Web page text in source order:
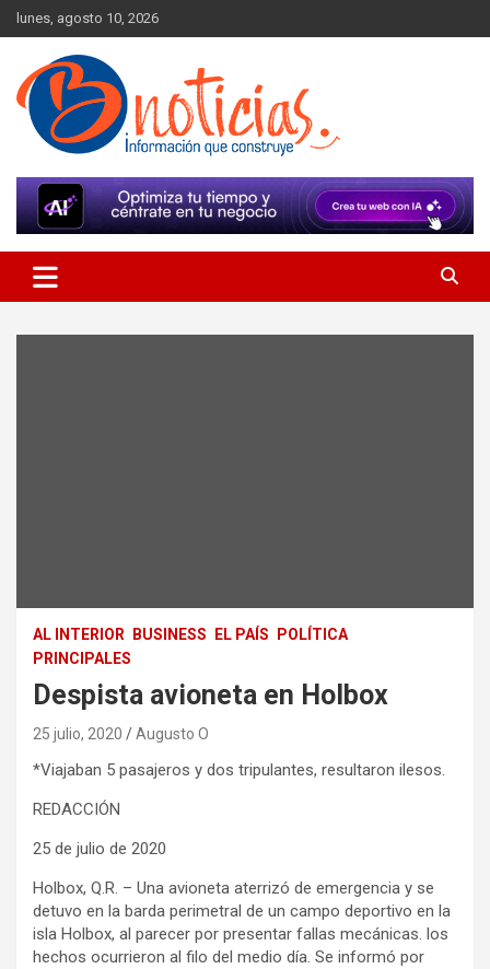
Skip
to
content
lunes, agosto 10, 2026
BNoticias
AL INTERIOR BUSINESS EL PAÍS
POLÍTICA
PRINCIPALES
Despista avioneta en Holbox
25 julio, 2020 Augusto O
*Viajaban 5 pasajeros y dos tripulantes, resultaron ilesos.
REDACCIÓN
25 de julio de 2020
Holbox, Q.R. – Una avioneta aterrizó de emergencia y se
detuvo en la barda perimetral de un campo deportivo en la
isla Holbox, al parecer por presentar fallas mecánicas. los
hechos ocurrieron al filo del medio día. Se informó por